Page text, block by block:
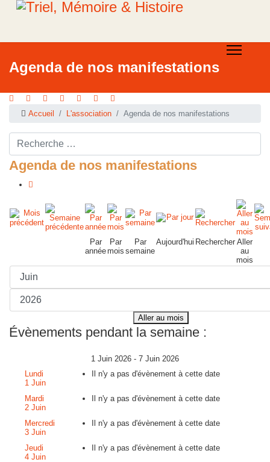
Agenda de nos manifestations
Accueil L'association Agenda de nos manifestations
Rechercher ...
Agenda de nos manifestations
Par
année
Par
mois
Par
semaine
Aujourd'hui Rechercher Aller
au
mois
Aller au mois
Évènements pendant la semaine :
1 Juin 2026 - 7 Juin 2026
Lundi
1 Juin
Il n'y a pas d'évènement à cette date
Mardi
2 Juin
Il n'y a pas d'évènement à cette date
Mercredi
3 Juin
Il n'y a pas d'évènement à cette date
Jeudi
4 Juin
Il n'y a pas d'évènement à cette date